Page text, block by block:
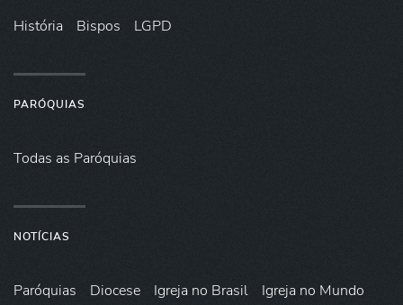
História Bispos LGPD
PARÓQUIAS
Todas as Paróquias
NOTÍCIAS
Paróquias Diocese Igreja no Brasil
Igreja no Mundo